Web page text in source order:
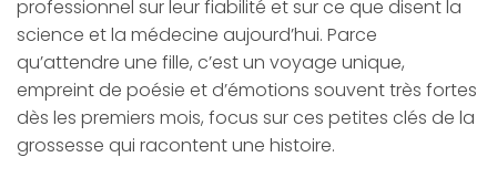
professionnel sur leur fiabilité et sur ce que disent la
science et la médecine aujourd’hui. Parce
qu’attendre une fille, c’est un voyage unique,
empreint de poésie et d’émotions souvent très fortes
dès les premiers mois, focus sur ces petites clés de la
grossesse qui racontent une histoire.